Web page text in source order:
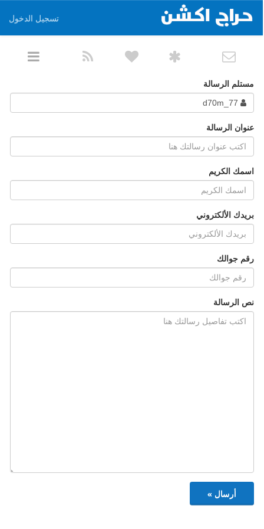
تسجيل الدخول
مستلم الرسالة
عنوان الرسالة
اسمك الكريم
بريدك الألكتروني
رقم جوالك
نص الرسالة